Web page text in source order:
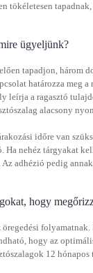
tökéletesen
ügyeljünk?
tapadjon, három
határozza meg
leírja a ragasztó
alacsony
időre van
Ha nehéz tárgyakat
Az adhézió pedig
hogy
öregedési
hogy az
12